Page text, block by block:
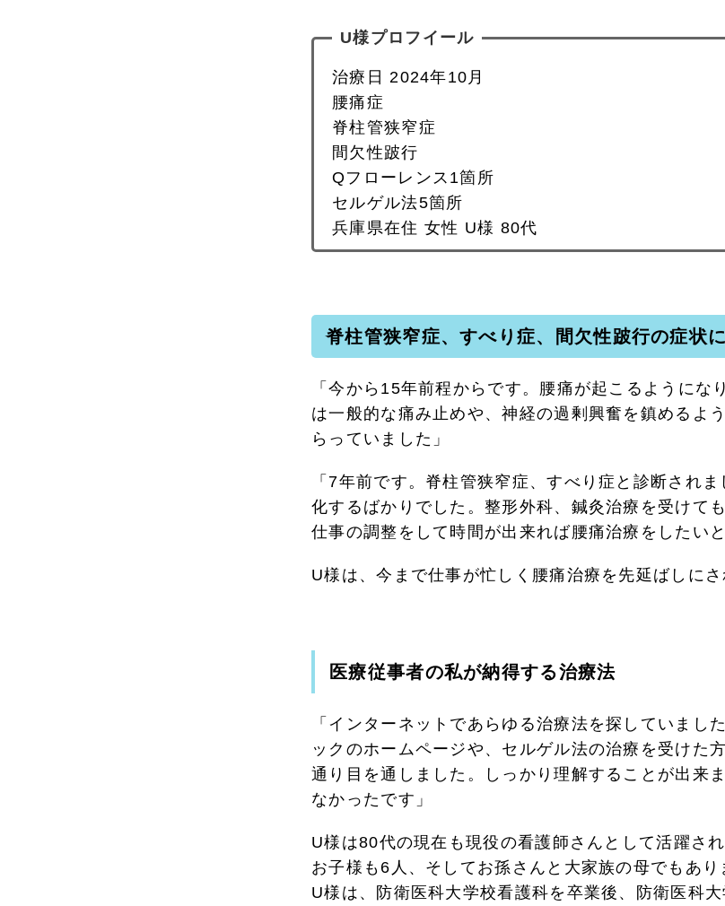
U様プロフイール
治療日 2024年10月
腰痛症
脊柱管狭窄症
間欠性跛行
Qフローレンス1箇所
セルゲル法5箇所
兵庫県在住 女性 U様 80代
脊柱管狭窄症、すべり症、間欠性跛行の症状
「今から15年前程からです。腰痛が起こるようにな
は一般的な痛み止めや、神経の過剰興奮を鎮めるよ
らっていました」
「7年前です。脊柱管狭窄症、すべり症と診断され
化するばかりでした。整形外科、鍼灸治療を受けて
仕事の調整をして時間が出来れば腰痛治療をしたい
U様は、今まで仕事が忙しく腰痛治療を先延ばしにさ
医療従事者の私が納得する治療法
「インターネットであらゆる治療法を探していまし
ックのホームページや、セルゲル法の治療を受けた
通り目を通しました。しっかり理解することが出来
なかったです」
U様は80代の現在も現役の看護師さんとして活躍され
お子様も6人、そしてお孫さんと大家族の母でもあり
U様は、防衛医科大学校看護科を卒業後、防衛医科